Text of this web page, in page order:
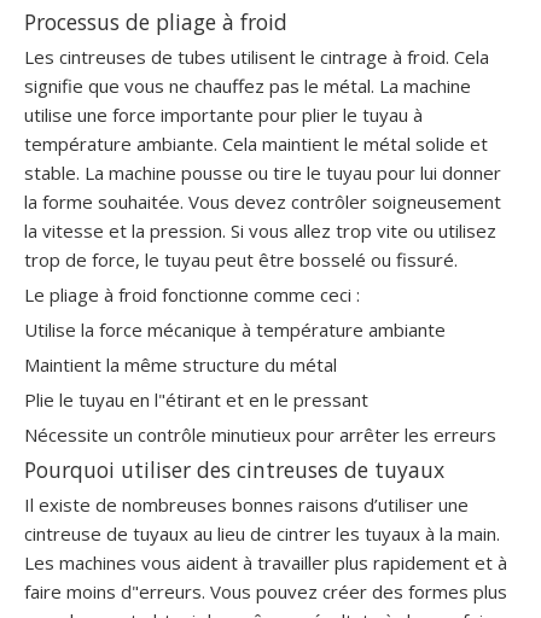
Processus de pliage à froid
Les cintreuses de tubes utilisent le cintrage à froid. Cela
signifie que vous ne chauffez pas le métal. La machine
utilise une force importante pour plier le tuyau à
température ambiante. Cela maintient le métal solide et
stable. La machine pousse ou tire le tuyau pour lui donner
la forme souhaitée. Vous devez contrôler soigneusement
la vitesse et la pression. Si vous allez trop vite ou utilisez
trop de force, le tuyau peut être bosselé ou fissuré.
Le pliage à froid fonctionne comme ceci :
Utilise la force mécanique à température ambiante
Maintient la même structure du métal
Plie le tuyau en l"étirant et en le pressant
Nécessite un contrôle minutieux pour arrêter les erreurs
Pourquoi utiliser des cintreuses de tuyaux
Il existe de nombreuses bonnes raisons d’utiliser une
cintreuse de tuyaux au lieu de cintrer les tuyaux à la main.
Les machines vous aident à travailler plus rapidement et à
faire moins d"erreurs. Vous pouvez créer des formes plus